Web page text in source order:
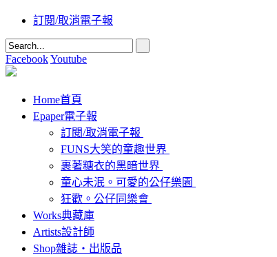
訂閱/取消電子報
FacebookYoutube
Home首頁
Epaper電子報
訂閱/取消電子報
FUNS大笑的童趣世界
裹著糖衣的黑暗世界
童心未泯。可愛的公仔樂園
狂歡。公仔同樂會
Works典藏庫
Artists設計師
Shop雜誌‧出版品